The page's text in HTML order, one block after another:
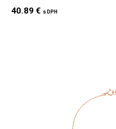
40.89 € s DPH